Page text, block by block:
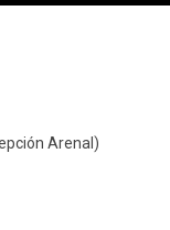
Arenal)